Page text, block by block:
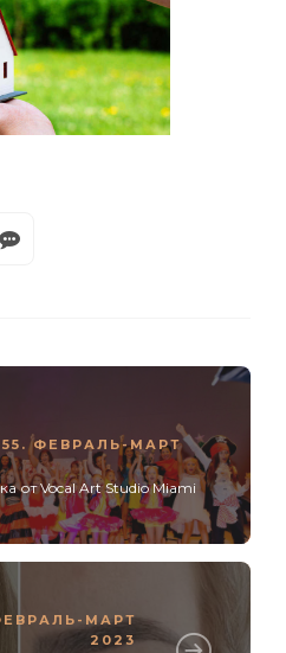
ФЕВРАЛЬ-МАРТ
от Vocal Art Studio Miami
МАРТ
2023